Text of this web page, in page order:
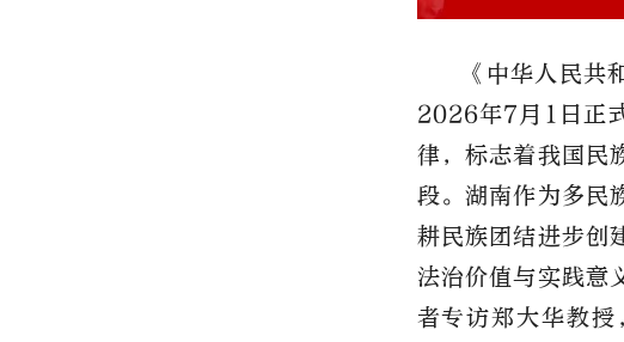
《中华人民共
2026年7月 1 日正
律，标志着我国民
段。湖南作为多民
耕民族团结进步创
法治价值与实践意
者专访郑大华教